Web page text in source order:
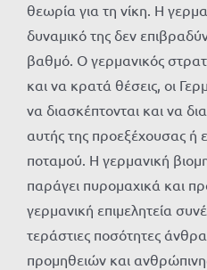
θεωρία για τη νίκη. Η
δυναμικό της δεν
βαθμό. Ο γερμανικός
και να κρατά θέσεις, οι
να διασκέπτονται και να
αυτής της προεξέχουσας ή
ποταμού. Η γερμανική
παράγει πυρομαχικά και
γερμανική επιμελητεία
τεράστιες ποσότητες
προμηθειών και